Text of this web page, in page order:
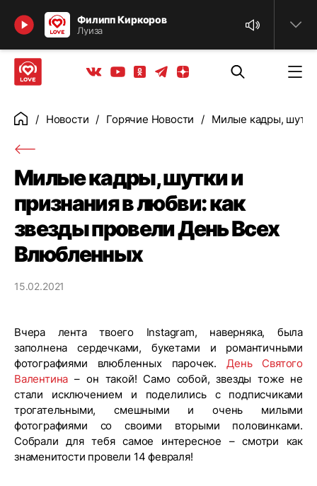
Филипп Киркоров
Луиза
Найти
Вконтакте
YoutubeОдноклассники
ТелеграмЯндекс дзен
ГлавнаяНовости Горячие Новости Милые кадры,
Милые кадры, шутки и
признания в любви: как
звезды провели День Всех
Влюбленных
15.02.2021
Вчера лента твоего Instagram, наверняка, была
заполнена сердечками, букетами и романтичными
фотографиями влюбленных парочек.День Святого
Валентина – он такой! Само собой, звезды тоже не
стали исключением и поделились с подписчиками
трогательными, смешными и очень милыми
фотографиями со своими вторыми половинками.
Собрали для тебя самое интересное – смотри как
знаменитости провели 14 февраля!